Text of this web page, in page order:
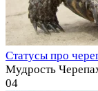
Статусы про
Мудрость
04